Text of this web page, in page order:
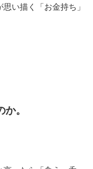
い描く「お金持ち」
。